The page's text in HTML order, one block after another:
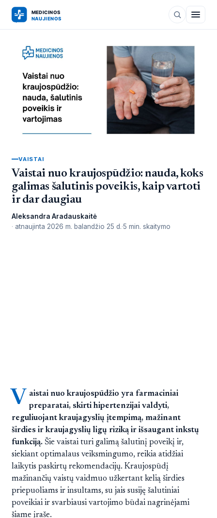
VAISTAI
Vaistai nuo kraujospūdžio: nauda, koks
galimas šalutinis poveikis, kaip vartoti
ir dar daugiau
Aleksandra Aradauskaitė
atnaujinta 2026 m. balandžio 25 d. 5 min. skaitymo
V aistai nuo kraujospūdžio yra farmaciniai
preparatai, skirti hipertenzijai valdyti,
reguliuojant kraujagyslių įtempimą, mažinant
širdies ir kraujagyslių ligų riziką ir išsaugant inkstų
funkciją. Šie vaistai turi galimą šalutinį poveikį ir,
siekiant optimalaus veiksmingumo, reikia atidžiai
laikytis paskirtų rekomendacijų. Kraujospūdį
mažinančių vaistų vaidmuo užkertant kelią širdies
priepuoliams ir insultams, su jais susiję šalutiniai
poveikiai ir svarbiausi vartojimo būdai nagrinėjami
šiame įraše.